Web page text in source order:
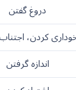
دروغ گفتن
کردن،
اندازه گرفتن